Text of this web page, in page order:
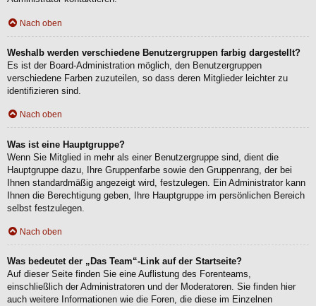
Nach oben
Weshalb werden verschiedene Benutzergruppen farbig dargestellt?
Es ist der Board-Administration möglich, den Benutzergruppen
verschiedene Farben zuzuteilen, so dass deren Mitglieder leichter zu
identifizieren sind.
Nach oben
Was ist eine Hauptgruppe?
Wenn Sie Mitglied in mehr als einer Benutzergruppe sind, dient die
Hauptgruppe dazu, Ihre Gruppenfarbe sowie den Gruppenrang, der bei
Ihnen standardmäßig angezeigt wird, festzulegen. Ein Administrator kann
Ihnen die Berechtigung geben, Ihre Hauptgruppe im persönlichen Bereich
selbst festzulegen.
Nach oben
Was bedeutet der „Das Team“-Link auf der Startseite?
Auf dieser Seite finden Sie eine Auflistung des Forenteams,
einschließlich der Administratoren und der Moderatoren. Sie finden hier
auch weitere Informationen wie die Foren, die diese im Einzelnen